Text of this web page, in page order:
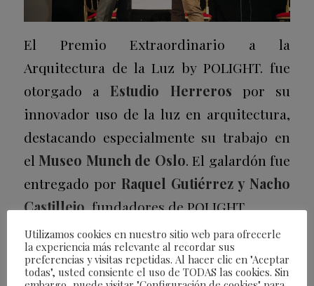
El Premio Extraordinario a la
Arquitectura de la Luz byPOLIGHT. fue
otorgado a Estudio Herreros por su
innovador uso de la luz en arquitectura,
destacando especialmente su trabajo en
el Museo Munch de Oslo. El galardón fue
entregado por Raquel Gutiérrez y Nacho
Castillejo, fundadores de POLIGHT..
Utilizamos cookies en nuestro sitio web para ofrecerle
la experiencia más relevante al recordar sus
preferencias y visitas repetidas. Al hacer clic en "Aceptar
todas", usted consiente el uso de TODAS las cookies. Sin